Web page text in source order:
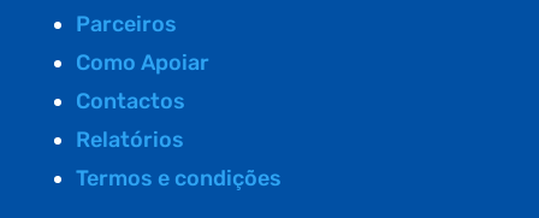
Parceiros
Como Apoiar
Contactos
Relatórios
Termos e condições